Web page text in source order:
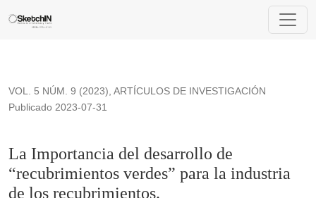
La Importancia del desarrollo de “recubrimientos verdes”
VOL. 5 NÚM. 9 (2023), ARTÍCULOS DE INVESTIGACIÓN
La Importancia del desarrollo de
“recubrimientos verdes” para la industria
de los recubrimientos.
Publicado 2023-07-31